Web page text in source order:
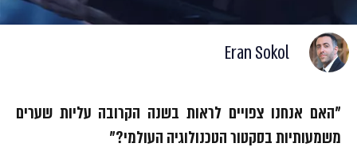
Eran Sokol
"האם אנחנו צפויים לראות בשנה הקרובה עליות שערים
משמעותיות בסקטור הטכנולוגיה העולמי?"